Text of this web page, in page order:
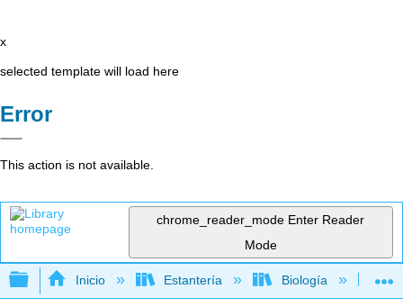
x
selected template will load here
Error
This action is not available.
chrome_reader_mode Enter Reader
Mode
Expandir/contraer jerarquía global
Inicio Estantería Biología